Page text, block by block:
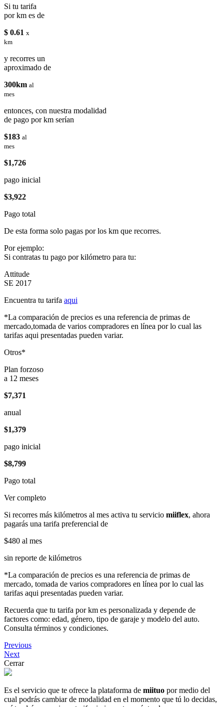
Si tu tarifa
por km es de
$ 0.61 x
km
y recorres un
aproximado de
300km al
mes
entonces, con nuestra modalidad
de pago por km serían
$183 al
mes
$1,726
pago inicial
$3,922
Pago total
De esta forma solo pagas por los km que recorres.
Por ejemplo:
Si contratas tu pago por kilómetro para tu:
Attitude
SE 2017
Encuentra tu tarifa aqui
*La comparación de precios es una referencia de primas de
mercado,tomada de varios compradores en línea por lo cual las
tarifas aqui presentadas pueden variar.
Otros*
Plan forzoso
a 12 meses
$7,371
anual
$1,379
pago inicial
$8,799
Pago total
Ver completo
Si recorres más kilómetros al mes activa tu servicio miiflex, ahora
pagarás una tarifa preferencial de
$480 al mes
sin reporte de kilómetros
*La comparación de precios es una referencia de primas de
mercado, tomada de varios compradores en línea por lo cual las
tarifas aqui presentadas pueden variar.
Recuerda que tu tarifa por km es personalizada y depende de
factores como: edad, género, tipo de garaje y modelo del auto.
Consulta términos y condiciones.
Previous
Next
Cerrar
Es el servicio que te ofrece la plataforma de miituo por medio del
cual podrás cambiar de modalidad en el momento que tú lo decidas,